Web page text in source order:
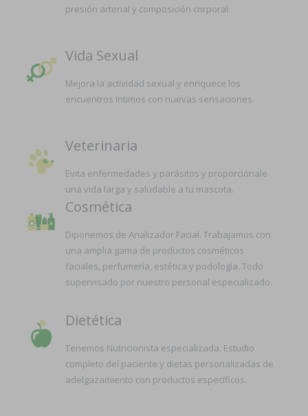
presión arterial y composición corporal.
Vida Sexual
Mejora la actividad sexual y enriquece los
encuentros íntimos con nuevas sensaciones.
Veterinaria
Evita enfermedades y parásitos y proporciónale
una vida larga y saludable a tu mascota.
Cosmética
Diponemos de Analizador Facial. Trabajamos con
una amplia gama de productos cosméticos
faciales, perfumería, estética y podología. Todo
supervisado por nuestro personal especializado.
Dietética
Tenemos Nutricionista especializada. Estudio
completo del paciente y dietas personalizadas de
adelgazamiento con productos específicos.